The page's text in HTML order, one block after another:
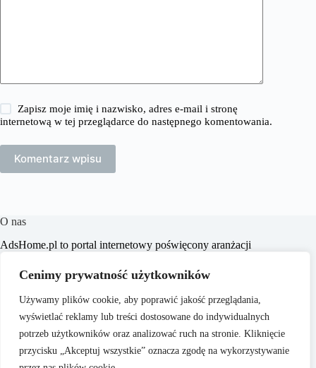
Cenimy prywatność użytkowników
Używamy plików cookie, aby poprawić jakość przeglądania,
wyświetlać reklamy lub treści dostosowane do indywidualnych
potrzeb użytkowników oraz analizować ruch na stronie. Kliknięcie
przycisku „Akceptuj wszystkie” oznacza zgodę na wykorzystywanie
Zapisz moje imię i nazwisko, adres e-mail i stronę
internetową w tej przeglądarce do następnego komentowania.
Komentarz wpisu
O nas
​AdsHome.pl to portal internetowy poświęcony aranżacji
celem jest dostarczanie praktycznych wskazówek i inspiracji,
które pomogą czytelnikom w tworzeniu komfortowych i
stylowych przestrzeni życiowych.